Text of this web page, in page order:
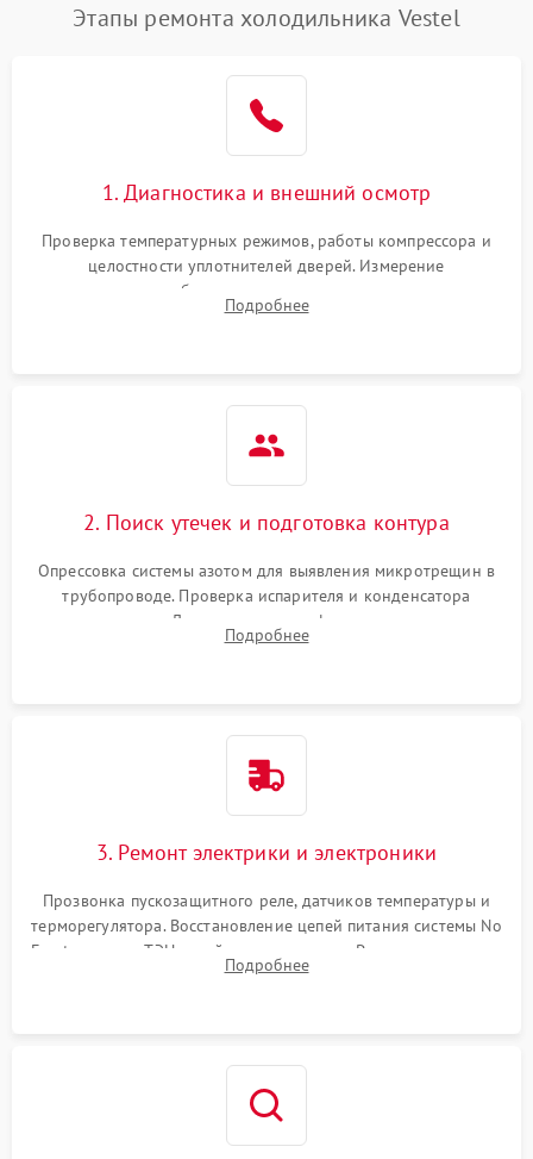
Поломка системы No Frost 2600 ₽ Подробнее →
работе
2000 ₽ Подробнее →
1000 ₽
1800 ₽
Этапы ремонта холодильника Vestel
1. Диагностика и внешний осмотр
Проверка температурных режимов, работы компрессора и
целостности уплотнителей дверей. Измерение
сопротивления обмоток мотора, проверка термостата и
считывание кодов ошибок с электронного дисплея.
Подробнее
2. Поиск утечек и подготовка контура
Опрессовка системы азотом для выявления микротрещин в
трубопроводе. Проверка испарителя и конденсатора
течеискателем. Демонтаж старого фильтра-осушителя и
продувка капиллярной трубки для устранения засоров.
Подробнее
3. Ремонт электрики и электроники
Прозвонка пускозащитного реле, датчиков температуры и
терморегулятора. Восстановление цепей питания системы No
Frost, включая ТЭН оттайки и вентилятор. Ремонт или замена
платы управления при сбоях алгоритмов.
Подробнее